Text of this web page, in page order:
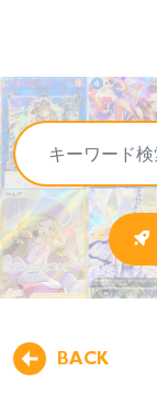
BACK